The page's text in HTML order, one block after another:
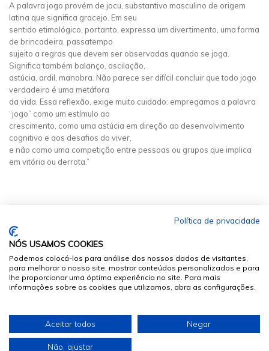
A palavra jogo provém de jocu, substantivo masculino de origem
latina que significa gracejo. Em seu
sentido etimológico, portanto, expressa um divertimento, uma forma
de brincadeira, passatempo
sujeito a regras que devem ser observadas quando se joga.
Significa também balanço, oscilação,
astúcia, ardil, manobra. Não parece ser difícil concluir que todo jogo
verdadeiro é uma metáfora
da vida. Essa reflexão, exige muito cuidado: empregamos a palavra
“jogo” como um estímulo ao
crescimento, como uma astúcia em direção ao desenvolvimento
cognitivo e aos desafios do viver,
e não como uma competição entre pessoas ou grupos que implica
em vitória ou derrota.”
© 2026 Sumários.org
. Todos os Direitos Reservados
Desenvolvido por
Política de privacidade
NÓS USAMOS COOKIES
Podemos colocá-los para análise dos nossos dados de visitantes,
para melhorar o nosso site, mostrar conteúdos personalizados e para
lhe proporcionar uma óptima experiência no site. Para mais
informações sobre os cookies que utilizamos, abra as configurações.
Aceitar todos Negar
Não, ajustar